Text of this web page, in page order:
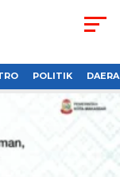
POLITIK